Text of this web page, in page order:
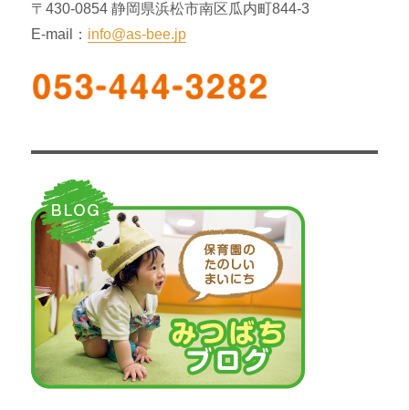
〒430-0854 静岡県浜松市南区瓜内町844-3
E-mail： info@as-bee.jp